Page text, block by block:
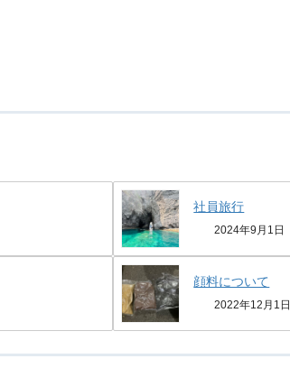
社員旅行
2024年9月1日
顔料について
2022年12月1日